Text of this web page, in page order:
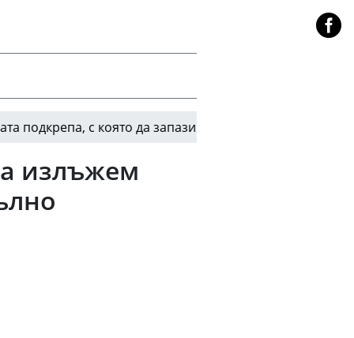
с която да запази поста си
излъжем